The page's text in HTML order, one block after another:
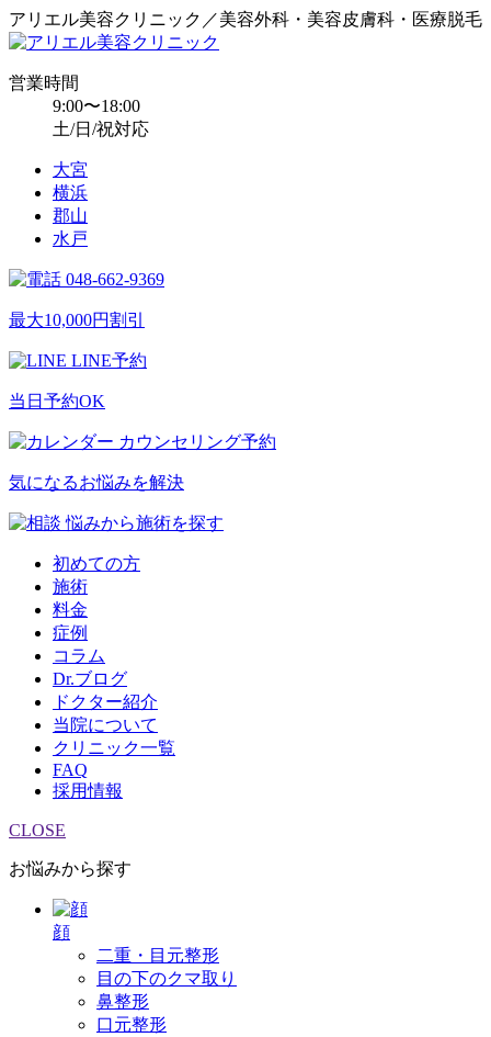
アリエル美容クリニック／美容外科・美容皮膚科・医療脱毛
営業時間
9:00〜18:00
土/日/祝対応
大宮
横浜
郡山
水戸
048-662-9369
最大10,000円割引
LINE予約
当日予約OK
カウンセリング予約
気になるお悩みを解決
悩みから施術を探す
初めての方
施術
料金
症例
コラム
Dr.ブログ
ドクター紹介
当院について
クリニック一覧
FAQ
採用情報
CLOSE
お悩みから探す
顔
二重・目元整形
目の下のクマ取り
鼻整形
口元整形